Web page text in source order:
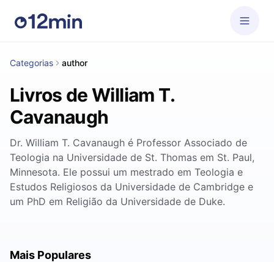
Categorias author
Livros de William T.
Cavanaugh
Dr. William T. Cavanaugh é Professor Associado de
Teologia na Universidade de St. Thomas em St. Paul,
Minnesota. Ele possui um mestrado em Teologia e
Estudos Religiosos da Universidade de Cambridge e
um PhD em Religião da Universidade de Duke.
Mais Populares